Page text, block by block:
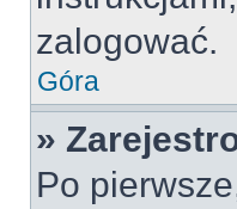
zalogować.
Góra
»
Po